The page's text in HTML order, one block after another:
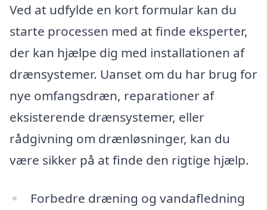
Ved at udfylde en kort formular kan du
starte processen med at finde eksperter,
der kan hjælpe dig med installationen af
drænsystemer. Uanset om du har brug for
nye omfangsdræn, reparationer af
eksisterende drænsystemer, eller
rådgivning om drænløsninger, kan du
være sikker på at finde den rigtige hjælp.
Forbedre dræning og vandafledning